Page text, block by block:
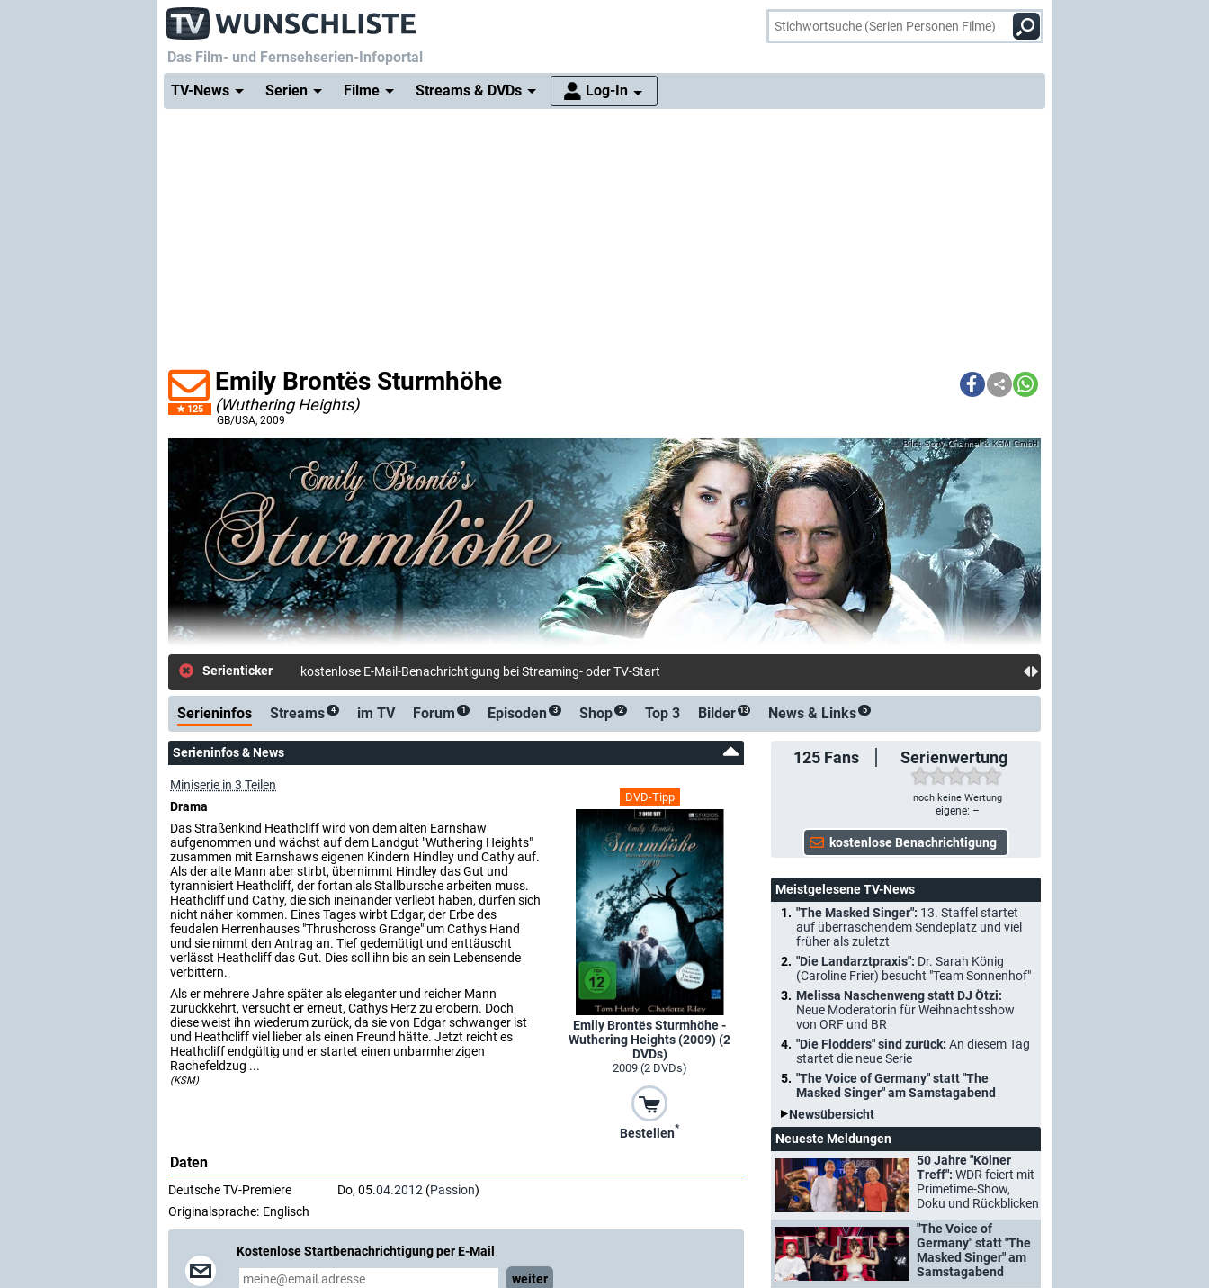
Das Film- und Fernsehserien-Infoportal
TV-News
Serien Filme Streams & DVDs Log-In
125
Emily Brontës Sturmhöhe
(Wuthering Heights)
GB/USA, 2009
Serienticker kostenlose E-Mail-Benachrichtigung bei Streaming- oder TV-Start
Serieninfos Streams 4 im TV Forum 1 Episoden 3 Shop 2 Top 3 Bilder 13 News & Links 5
125 Fans Serienwertung
noch keine Wertung
eigene: –
Serieninfos & News
DVD-Tipp
Emily Brontës Sturmhöhe -
Wuthering Heights (2009) (2
DVDs)
2009 (2 DVDs)
Bestellen*
Miniserie in 3 Teilen
Drama
Das Straßenkind Heathcliff wird von dem alten Earnshaw
aufgenommen und wächst auf dem Landgut "Wuthering Heights"
zusammen mit Earnshaws eigenen Kindern Hindley und Cathy auf.
Als der alte Mann aber stirbt, übernimmt Hindley das Gut und
tyrannisiert Heathcliff, der fortan als Stallbursche arbeiten muss.
Heathcliff und Cathy, die sich ineinander verliebt haben, dürfen sich
nicht näher kommen. Eines Tages wirbt Edgar, der Erbe des
feudalen Herrenhauses "Thrushcross Grange" um Cathys Hand
und sie nimmt den Antrag an. Tief gedemütigt und enttäuscht
verlässt Heathcliff das Gut. Dies soll ihn bis an sein Lebensende
verbittern.
Als er mehrere Jahre später als eleganter und reicher Mann
zurückkehrt, versucht er erneut, Cathys Herz zu erobern. Doch
diese weist ihn wiederum zurück, da sie von Edgar schwanger ist
und Heathcliff viel lieber als einen Freund hätte. Jetzt reicht es
Heathcliff endgültig und er startet einen unbarmherzigen
Rachefeldzug ...
(KSM)
Daten
Deutsche TV-Premiere Do, 05.04.2012 (Passion)
Originalsprache: Englisch
Kostenlose Startbenachrichtigung per E-Mail
weiter
Meistgelesene TV-News
"The Masked Singer": 13. Staffel startet
auf überraschendem Sendeplatz und viel
früher als zuletzt
"Die Landarztpraxis": Dr. Sarah König
(Caroline Frier) besucht "Team Sonnenhof"
Melissa Naschenweng statt DJ Ötzi:
Neue Moderatorin für Weihnachtsshow
von ORF und BR
"Die Flodders" sind zurück: An diesem Tag
startet die neue Serie
"The Voice of Germany" statt "The
Masked Singer" am Samstagabend
Newsübersicht
Neueste Meldungen
50 Jahre "Kölner
Treff": WDR feiert mit
Primetime-Show,
Doku und Rückblicken
"The Voice of
Germany" statt "The
Masked Singer" am
Samstagabend